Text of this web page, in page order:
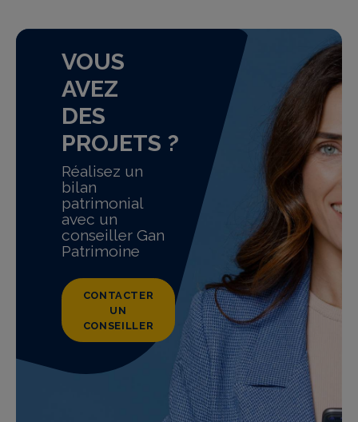
VOUS
AVEZ
DES
PROJETS ?
Réalisez un
bilan
patrimonial
avec un
conseiller Gan
Patrimoine
CONTACTER
UN
CONSEILLER